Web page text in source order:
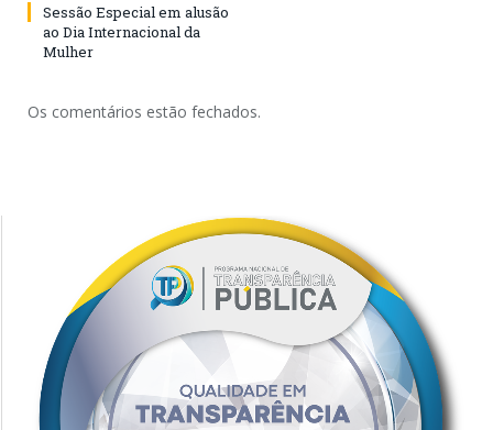
Sessão Especial em alusão
ao Dia Internacional da
Mulher
Os comentários estão fechados.